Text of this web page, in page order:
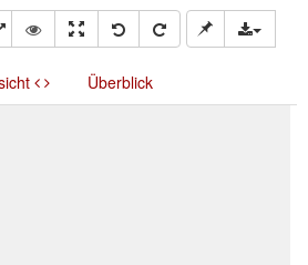
Überblick